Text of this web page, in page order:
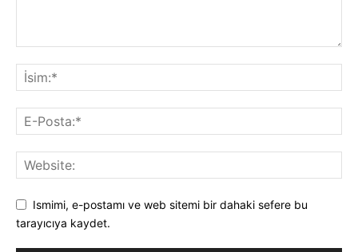
Ismimi, e-postamı ve web sitemi bir dahaki sefere bu
tarayıcıya kaydet.